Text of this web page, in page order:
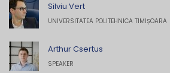
Silviu Vert
UNIVERSITATEA POLITEHNICA TIMIȘOARA
Arthur Csertus
SPEAKER